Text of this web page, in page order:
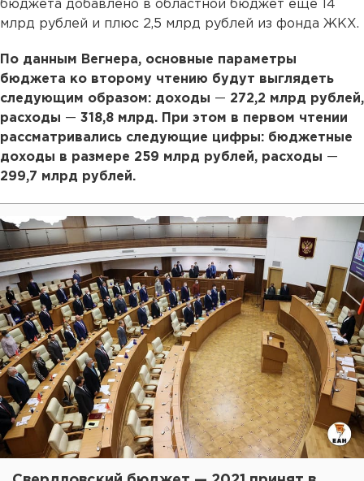
бюджета добавлено в областной бюджет еще 14
млрд рублей и плюс 2,5 млрд рублей из фонда ЖКХ.
По данным Вегнера, основные параметры
бюджета ко второму чтению будут выглядеть
следующим образом: доходы — 272,2 млрд рублей,
расходы — 318,8 млрд. При этом в первом чтении
рассматривались следующие цифры: бюджетные
доходы в размере 259 млрд рублей, расходы —
299,7 млрд рублей.